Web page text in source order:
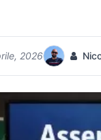
2026